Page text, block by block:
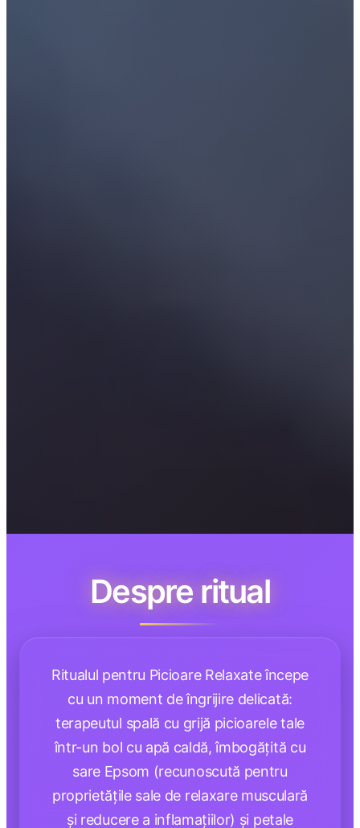
Despre ritual
Ritualul pentru Picioare Relaxate începe
cu un moment de îngrijire delicată:
terapeutul spală cu grijă picioarele tale
într-un bol cu apă caldă, îmbogățită cu
sare Epsom (recunoscută pentru
proprietățile sale de relaxare musculară
și reducere a inflamațiilor) și petale